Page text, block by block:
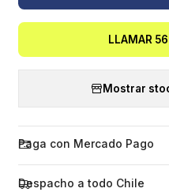
LLAMAR
Mostrar
Paga con Mercado Pago
Despacho a todo Chile